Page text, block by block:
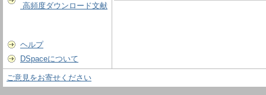
高頻度ダウンロード文献
ヘルプ
DSpaceについて
ご意見をお寄せください